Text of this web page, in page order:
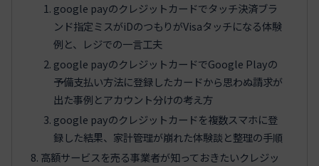
google payのクレジットカードでタッチ決済ブラ
ンド指定ミスがiDのつもりがVisaタッチになる体験
例と、レジでの一言工夫
google payのクレジットカードでGoogle Playの
予備支払い方法に登録したカードから思わぬ請求が
出た事例とアカウント分けの考え方
google payのクレジットカードを複数スマホに登
録した結果、家計管理が崩れた体験談と整理の手順
高額サービスを売る事業者が知っておきたいクレジッ